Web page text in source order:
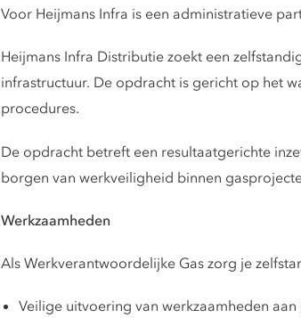
Voor Heijmans Infra is een administratieve
Heijmans Infra Distributie zoekt een
infrastructuur. De opdracht is gericht op het
procedures.
De opdracht betreft een resultaatgerichte
borgen van werkveiligheid binnen
Werkzaamheden
Als Werkverantwoordelijke Gas zorg je
Veilige uitvoering van werkzaamheden